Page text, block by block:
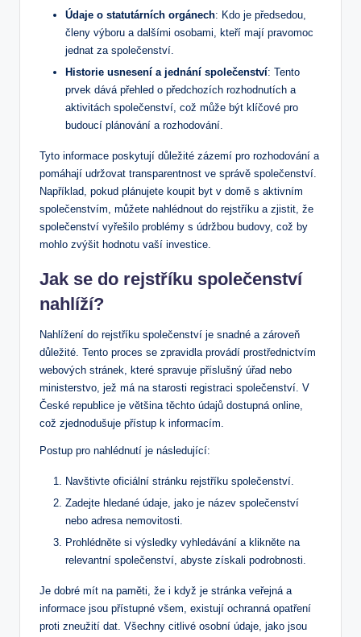
Údaje ‍o statutárních orgánech: Kdo je předsedou,⁢
členy výboru a ⁤dalšími osobami, ‌kteří mají pravomoc
⁤jednat za společenství.
Historie usnesení a jednání společenství: ‌Tento
prvek dává přehled o předchozích rozhodnutích a
aktivitách společenství, což může být klíčové⁤ pro
budoucí plánování a​ rozhodování.
Tyto informace poskytují důležité zázemí pro rozhodování a
pomáhají udržovat ​transparentnost ve správě společenství.
Například, pokud plánujete koupit byt v domě s⁤ aktivním
společenstvím, můžete nahlédnout do rejstříku a zjistit,⁢ že⁣
společenství vyřešilo problémy s údržbou⁢ budovy, což by
mohlo zvýšit hodnotu ⁤vaší​ investice.
Jak‍ se do ⁣rejstříku společenství
nahlíží?
Nahlížení do rejstříku ​společenství je snadné a zároveň
důležité. ⁣Tento proces⁢ se zpravidla provádí prostřednictvím
webových stránek, ⁤které spravuje příslušný úřad nebo
ministerstvo, jež ⁢má na starosti registraci společenství. V
České⁢ republice je‍ většina těchto údajů dostupná online,
což zjednodušuje přístup ⁣k informacím.
Postup pro ‍nahlédnutí je‌ následující:
Navštivte oficiální stránku rejstříku​ společenství.
Zadejte hledané údaje,‍ jako je název​ společenství
nebo adresa⁣ nemovitosti.
Prohlédněte si výsledky vyhledávání a klikněte na
relevantní společenství, abyste získali podrobnosti.
Je ​dobré mít na paměti, že i když je stránka veřejná a
informace jsou přístupné všem, existují ochranná opatření
proti zneužití dat.⁣ Všechny⁢ citlivé osobní údaje,‍ jako jsou